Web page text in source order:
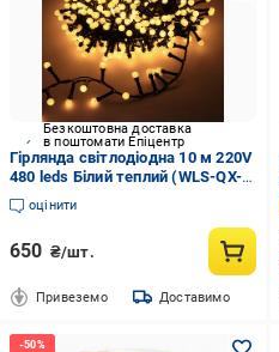
Безкоштовна доставка
в поштомати Епіцентр
Гірлянда світлодіодна 10 м 220V
480 leds Білий теплий (WLS-QX-
DC2164W10)
оцінити
650 ₴/шт.
Привеземо Доставимо